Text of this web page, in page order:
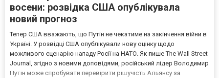
восени: розвідка США опублікувала
новий прогноз
Тепер США вважають, що Путін не чекатиме на закінчення війни в
Україні. У розвідці США опублікували нову оцінку щодо
можливого сценарію нападу Росії на НАТО. Як пише The Wall Street
Journal, згідно з новими доповідями, російський лідер Володимир
Путін може спробувати перевірити рішучість Альянсу за